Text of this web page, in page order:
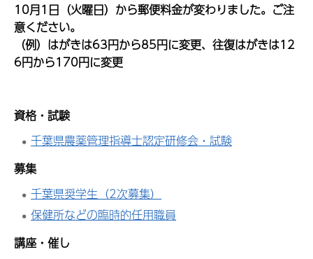
10月1日（火曜日）から郵便料金が変わりました。ご注
意ください。
（例）はがきは63円から85円に変更、往復はがきは12
6円から170円に変更
資格・試験
千葉県農薬管理指導士認定研修会・試験
募集
千葉県奨学生（2次募集）
保健所などの臨時的任用職員
講座・催し